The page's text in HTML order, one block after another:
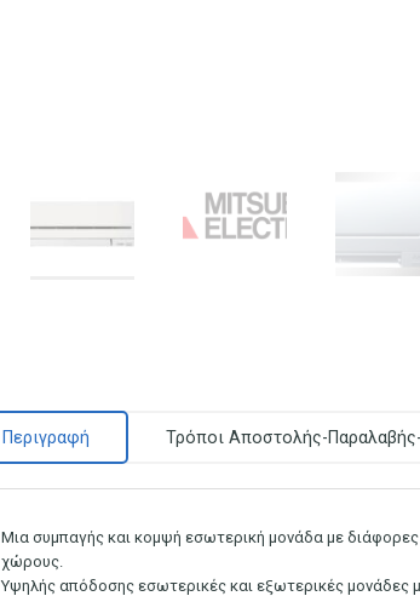
Περιγραφή Τρόποι Αποστολής-
Μια συμπαγής και κομψή εσωτερική μονάδα με
χώρους.
Υψηλής απόδοσης εσωτερικές και εξωτερικές μονάδες